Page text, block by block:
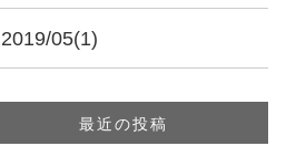
2019/05(1)
最近の投稿